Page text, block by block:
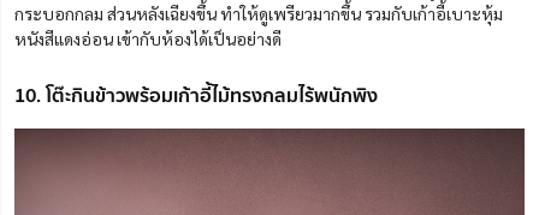
กระบอกกลม ส่วนหลังเฉียงขึ้น ทำให้ดูเพรียวมากขึ้น รวมกับเก้าอี้เบาะหุ้ม
หนังสีแดงอ่อน เข้ากับห้องได้เป็นอย่างดี
10. โต๊ะกินข้าวพร้อมเก้าอี้ไม้ทรงกลมไร้พนักพิง